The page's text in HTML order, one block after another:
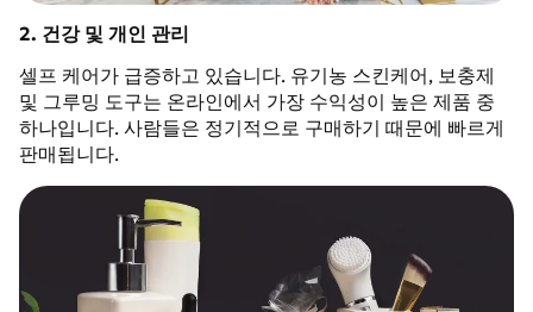
2. 건강 및 개인 관리
셀프 케어가 급증하고 있습니다. 유기농 스킨케어, 보충제
및 그루밍 도구는 온라인에서 가장 수익성이 높은 제품 중
하나입니다. 사람들은 정기적으로 구매하기 때문에 빠르게
판매됩니다.